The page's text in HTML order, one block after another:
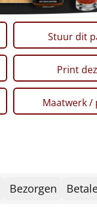
Stuur dit
Print
Maatwerk /
Bezorgen